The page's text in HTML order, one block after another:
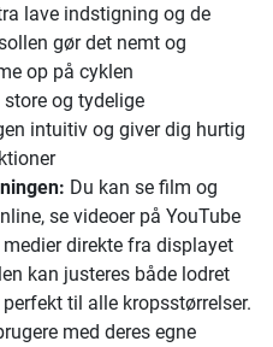
lave indstigning og de
gør det nemt og
op på cyklen
store og tydelige
intuitiv og giver dig hurtig
Du kan se film og
se videoer på YouTube
direkte fra displayet
kan justeres både lodret
til alle kropsstørrelser.
med deres egne